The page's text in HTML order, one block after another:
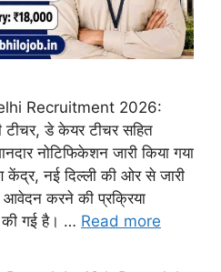
Recruitment 2026:
टीचर, डे केयर टीचर सहित
नोटिफिकेशन जारी किया गया
नई दिल्ली की ओर से जारी
आवेदन करने की प्रक्रिया
की गई है। … Read more